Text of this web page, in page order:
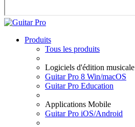
Produits
Tous les produits
Logiciels d'édition musicale
Guitar Pro 8 Win/macOS
Guitar Pro Education
Applications Mobile
Guitar Pro iOS/Android